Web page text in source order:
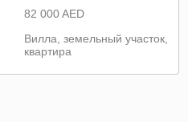
82 000 AED
Вилла, земельный участок,
квартира